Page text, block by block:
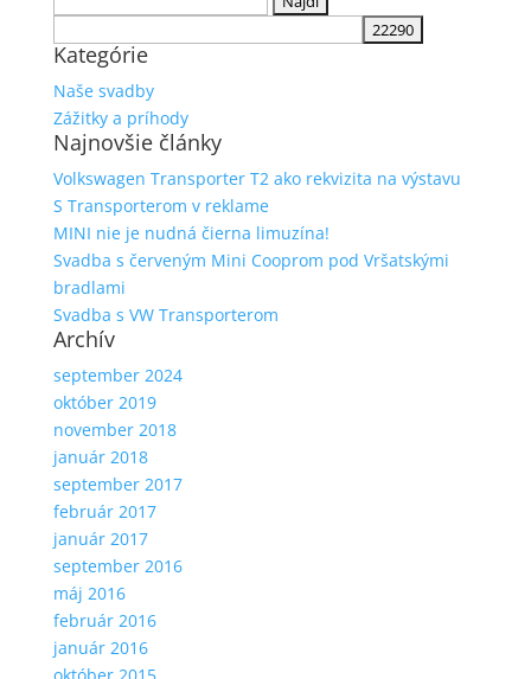
Kategórie
Naše svadby
Zážitky a príhody
Najnovšie články
Volkswagen Transporter T2 ako rekvizita na výstavu
S Transporterom v reklame
MINI nie je nudná čierna limuzína!
Svadba s červeným Mini Cooprom pod Vršatskými
bradlami
Svadba s VW Transporterom
Archív
september 2024
október 2019
november 2018
január 2018
september 2017
február 2017
január 2017
september 2016
máj 2016
február 2016
január 2016